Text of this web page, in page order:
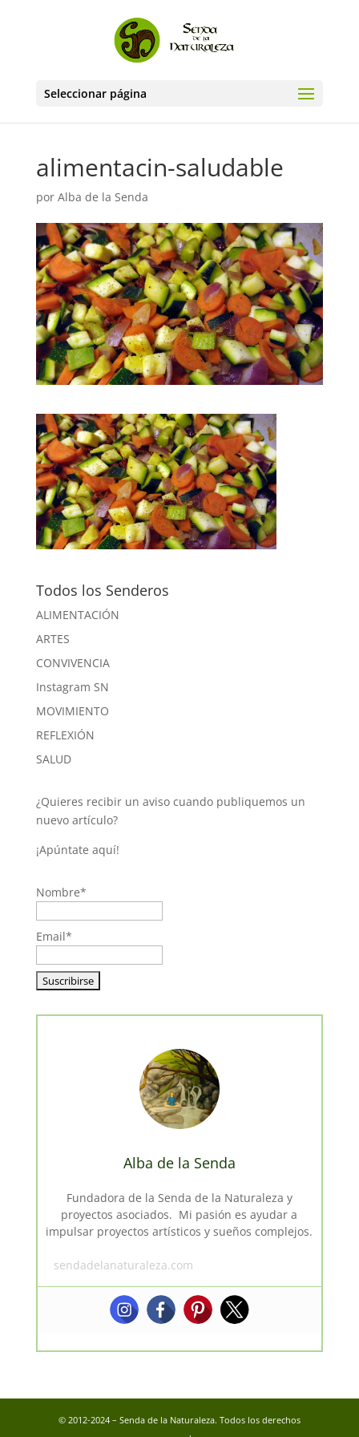
Seleccionar página
alimentacin-saludable
por Alba de la Senda
Todos los Senderos
ALIMENTACIÓN
ARTES
CONVIVENCIA
Instagram SN
MOVIMIENTO
REFLEXIÓN
SALUD
¿Quieres recibir un aviso cuando publiquemos un
nuevo artículo?
¡Apúntate aquí!
Nombre*
Email*
Alba de la Senda
Fundadora de la Senda de la Naturaleza y
proyectos asociados. Mi pasión es ayudar a
impulsar proyectos artísticos y sueños complejos.
sendadelanaturaleza.com
© 2012-2024 – Senda de la Naturaleza. Todos los derechos